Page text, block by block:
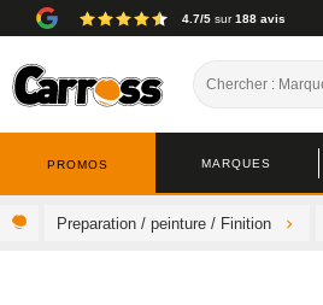
4.7/5 sur188 avis
MARQUES
PROMOS
Preparation / peinture / Finition